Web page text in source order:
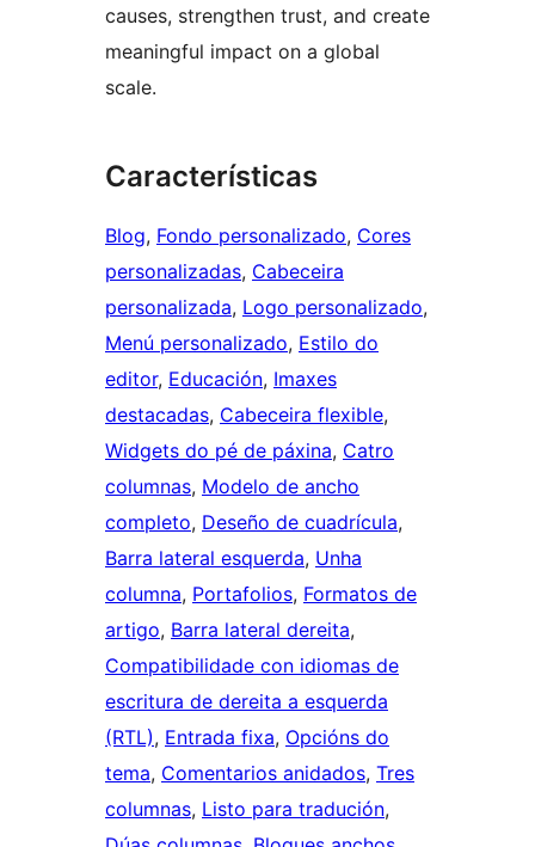
causes, strengthen trust, and create
meaningful impact on a global
scale.
Características
Blog, Fondo personalizado, Cores
personalizadas, Cabeceira
personalizada, Logo personalizado
Menú personalizado, Estilo do
editor, Educación, Imaxes
destacadas, Cabeceira flexible
Widgets do pé de páxina, Catro
columnas, Modelo de ancho
completo, Deseño de cuadrícula
Barra lateral esquerda, Unha
columna, Portafolios, Formatos de
artigo, Barra lateral dereita
Compatibilidade con idiomas de
escritura de dereita a esquerda
(RTL), Entrada fixa, Opcións do
tema, Comentarios anidados, Tres
columnas, Listo para tradución